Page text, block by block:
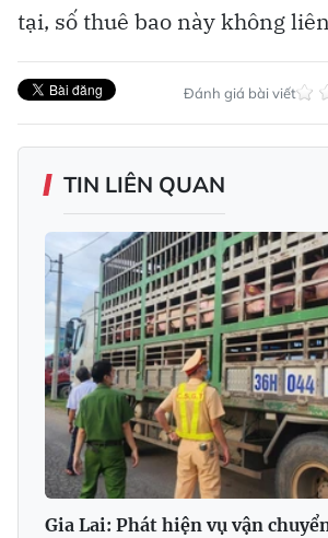
tại, số thuê bao này không
Đánh giá bài viết
TIN LIÊN QUAN
Gia Lai: Phát hiện vụ vận